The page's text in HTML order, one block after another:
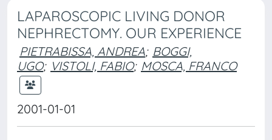
LAPAROSCOPIC LIVING DONOR
NEPHRECTOMY. OUR EXPERIENCE
PIETRABISSA, ANDREA; BOGGI,
UGO; VISTOLI, FABIO; MOSCA, FRANCO
2001-01-01